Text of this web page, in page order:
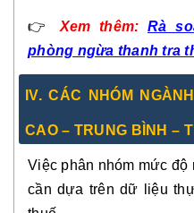
👉 Xem thêm: Rà
phòng ngừa thanh tra
IV. CÁC NHÓM
CAO – TRUNG BÌNH –
Việc phân nhóm mức độ
cần dựa trên dữ liệu